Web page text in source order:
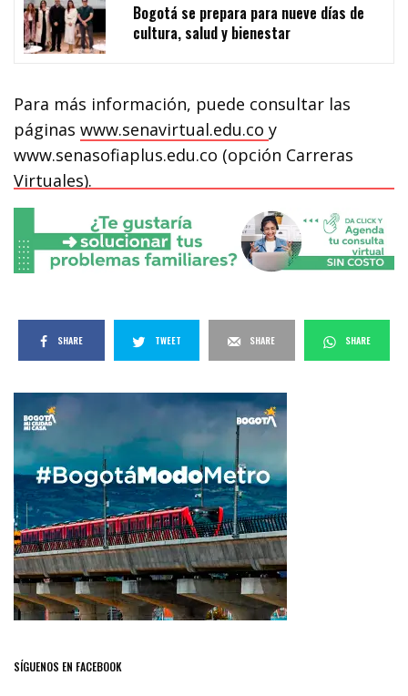
Bogotá se prepara para nueve días de
cultura, salud y bienestar
Para más información, puede consultar las
páginaswww.senavirtual.edu.coy
www.senasofiaplus.edu.co (opción Carreras
Virtuales).
SHARE TWEET SHARE SHARE
SÍGUENOS EN FACEBOOK